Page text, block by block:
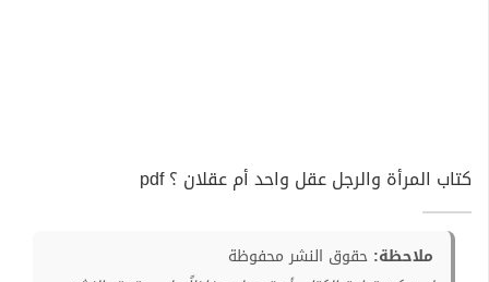
كتاب المرأة والرجل عقل واحد أم عقلان ؟ pdf
ملاحظة: حقوق النشر محفوظة